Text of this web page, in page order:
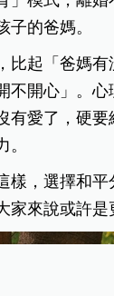
子的爸媽。
比起「爸媽
不開心」。
有愛了，硬
樣，選擇和
家來說或許是